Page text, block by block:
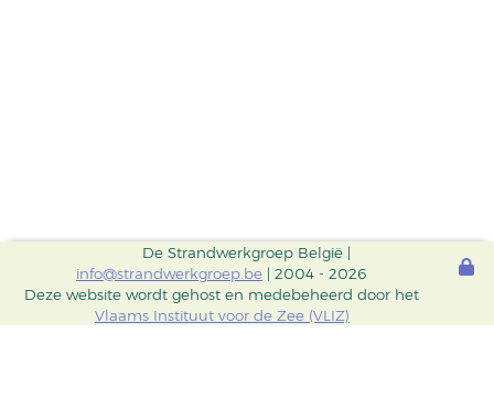
De Strandwerkgroep België |
info@strandwerkgroep.be | 2004 - 2026
Deze website wordt gehost en medebeheerd door het
Vlaams Instituut voor de Zee (VLIZ)